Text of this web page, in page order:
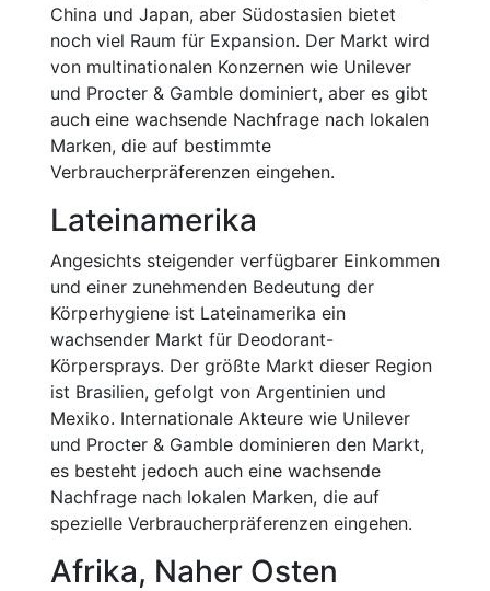
China und Japan, aber Südostasien bietet
noch viel Raum für Expansion. Der Markt wird
von multinationalen Konzernen wie Unilever
und Procter & Gamble dominiert, aber es gibt
auch eine wachsende Nachfrage nach lokalen
Marken, die auf bestimmte
Verbraucherpräferenzen eingehen.
Lateinamerika
Angesichts steigender verfügbarer Einkommen
und einer zunehmenden Bedeutung der
Körperhygiene ist Lateinamerika ein
wachsender Markt für Deodorant-
Körpersprays. Der größte Markt dieser Region
ist Brasilien, gefolgt von Argentinien und
Mexiko. Internationale Akteure wie Unilever
und Procter & Gamble dominieren den Markt,
es besteht jedoch auch eine wachsende
Nachfrage nach lokalen Marken, die auf
spezielle Verbraucherpräferenzen eingehen.
Afrika, Naher Osten